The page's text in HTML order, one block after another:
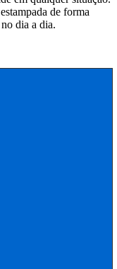
de forma
dia a dia.